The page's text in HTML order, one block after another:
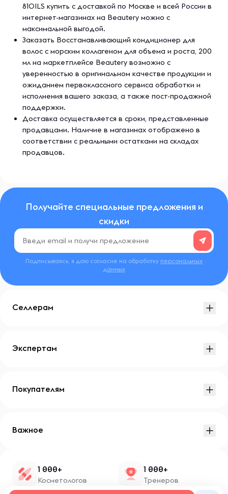
81OILS купить с доставкой по Москве и всей России в
интернет-магазинах на Beautery можно с
максимальной выгодой.
Заказать Восстанавливающий кондиционер для
волос с морским коллагеном для объема и роста, 200
мл на маркетплейсе Beautery возможно с
уверенностью в оригинальном качестве продукции и
ожиданием первоклассного сервиса обработки и
исполнения вашего заказа, а также пост-продажной
поддержки.
Доставка осуществляется в сроки, представленные
продавцами. Наличие в магазинах отображено в
соответствии с реальными остатками на складах
продавцов.
Получайте специальные предложения и
скидки
Подписываясь, я даю согласие на обработку персональных
данных
Селлерам
Экспертам
Покупателям
Важное
1 000+
Косметологов
1 000+
Тренеров